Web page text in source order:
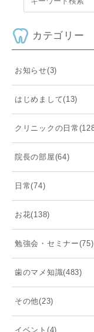
カテゴリー
お知らせ(3)
はじめまして(13)
クリニックの日常
院長の部屋(64)
日常(74)
お花(138)
勉強会・セミナー(75)
歯のマメ知識(483)
その他(23)
イベント (4)